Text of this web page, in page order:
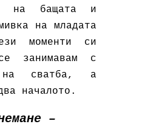
на бащата и
на младата
моменти си
занимавам с
на сватба, а
началото.
–